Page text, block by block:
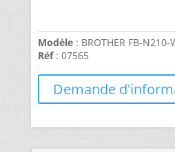
Modèle: BROTHER FB-N210-
Réf: 07565
Demande